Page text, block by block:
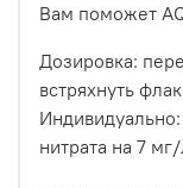
Вам поможет
Дозировка:
встряхнуть
нитрата на 7